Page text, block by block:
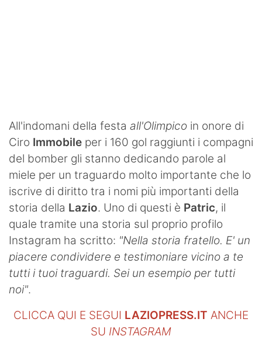
All'indomani della festa all'Olimpico in onore di
Ciro Immobile per i 160 gol raggiunti i compagni
del bomber gli stanno dedicando parole al
miele per un traguardo molto importante che lo
iscrive di diritto tra i nomi più importanti della
storia della Lazio. Uno di questi è Patric, il
quale tramite una storia sul proprio profilo
Instagram ha scritto: "Nella storia fratello. E' un
piacere condividere e testimoniare vicino a te
tutti i tuoi traguardi. Sei un esempio per tutti
noi".
CLICCA QUI E SEGUI LAZIOPRESS.IT ANCHE
SU INSTAGRAM